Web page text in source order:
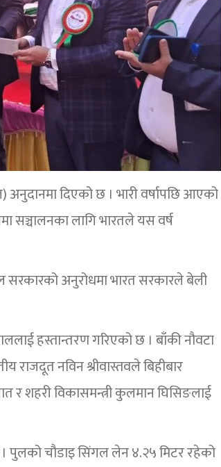
दिएको छ । भारी वर्षापछि आएको
सञ्चालनका लागि भारतले यस वर्ष
सरकारको अनुरोधमा भारत सरकारले बेली
हस्तान्तरण गरिएको छ । बाँकी नौवटा
राजदूत नविन श्रीवास्तवले बिहीबार
र शहरी विकासमन्त्री कुलमान घिसिङलाई
पुलको चौडाइ सिंगल लेन ४.२५ मिटर रहेको